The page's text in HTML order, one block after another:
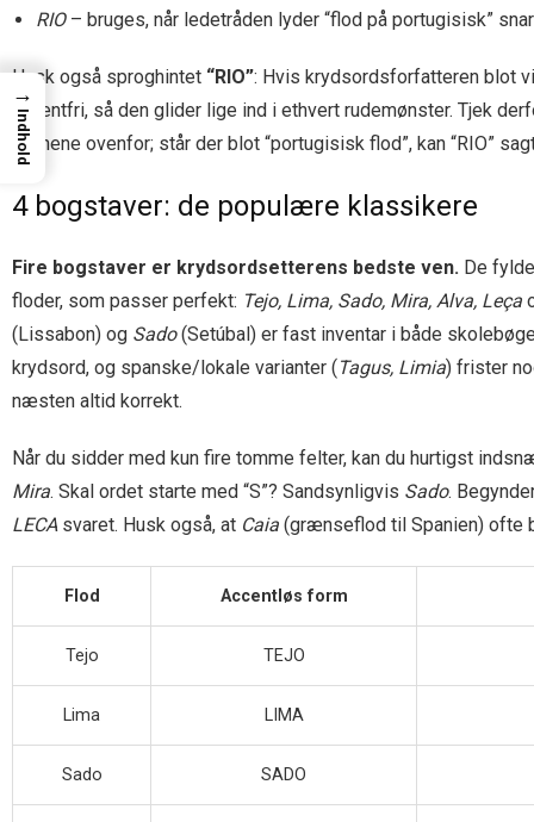
RIO– bruges, når ledetråden lyder “flod på portugisisk”
Husk også sproghintet “RIO”: Hvis krydsordsforfatteren blot
accentfri, så den glider lige ind i ethvert rudemønster. Tjek
navnene ovenfor; står der blot “portugisisk flod”, kan “RIO”
4 bogstaver: de populære klassikere
Fire bogstaver er krydsordsetterens bedste ven. De
floder, som passer perfekt: Tejo, Lima, Sado, Mira, Alva, Leça
(Lissabon) og Sado(Setúbal) er fast inventar i både
krydsord, og spanske/lokale varianter (Tagus, Limia) frister
næsten altid korrekt.
Når du sidder med kun fire tomme felter, kan du hurtigst
Mira. Skal ordet starte med “S”? Sandsynligvis Sado.
LECA svaret. Husk også, at Caia (grænseflod til Spanien) ofte
Flod Accentløs form
Tejo TEJO
Lima LIMA
Sado SADO
→
Indhold